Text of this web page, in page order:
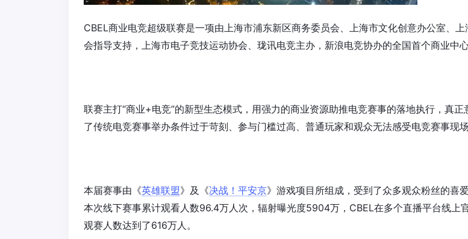
CBEL商业电竞超级联赛是一项由上海市浦东新区商务委员会、上海市文化创意办公室、上
会指导支持，上海市电子竞技运动协会、珑讯电竞主办，新浪电竞协办的全国首个商业中心
联赛主打“商业+电竞”的新型生态模式，用强力的商业资源助推电竞赛事的落地执行，真正
了传统电竞赛事举办条件过于苛刻、参与门槛过高、普通玩家和观众无法感受电竞赛事现场
本届赛事由《英雄联盟》及《决战！平安京》游戏项目所组成，受到了众多观众粉丝的喜
本次线下赛事累计观看人数96.4万人次，辐射曝光度5904万，CBEL在多个直播平台线上
观赛人数达到了616万人。